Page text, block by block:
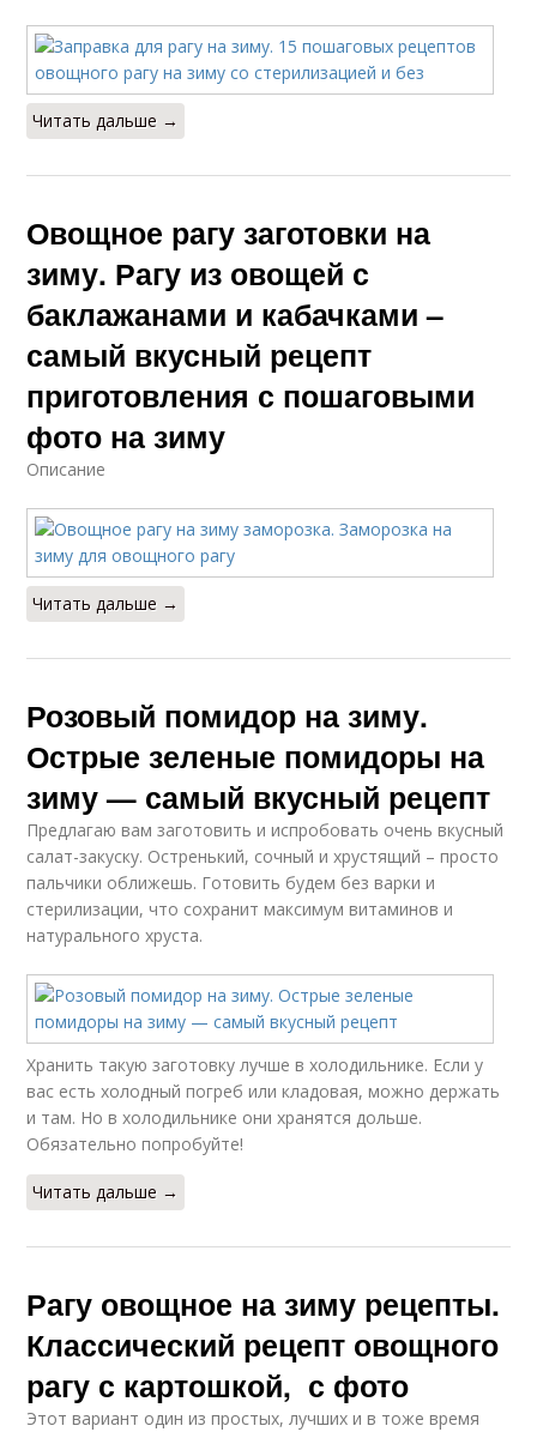
Читать дальше →
Овощное рагу заготовки на
зиму. Рагу из овощей с
баклажанами и кабачками –
самый вкусный рецепт
приготовления с пошаговыми
фото на зиму
Описание
Читать дальше →
Розовый помидор на зиму.
Острые зеленые помидоры на
зиму — самый вкусный рецепт
Предлагаю вам заготовить и испробовать очень вкусный
салат-закуску. Остренький, сочный и хрустящий – просто
пальчики оближешь. Готовить будем без варки и
стерилизации, что сохранит максимум витаминов и
натурального хруста.
Хранить такую заготовку лучше в холодильнике. Если у
вас есть холодный погреб или кладовая, можно держать
и там. Но в холодильнике они хранятся дольше.
Обязательно попробуйте!
Читать дальше →
Рагу овощное на зиму рецепты.
Классический рецепт овощного
рагу с картошкой, с фото
Этот вариант один из простых, лучших и в тоже время